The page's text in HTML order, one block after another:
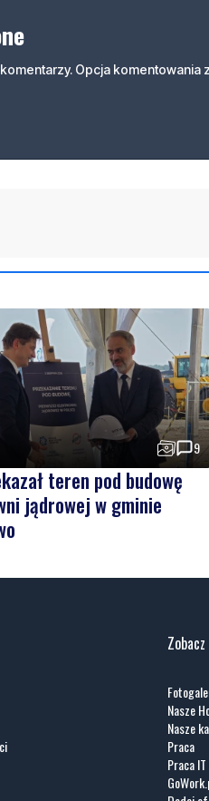
Opcja komentowania
9
teren pod budowę
jądrowej w gminie
Zobacz
Nasze
Nasze
Praca
Praca